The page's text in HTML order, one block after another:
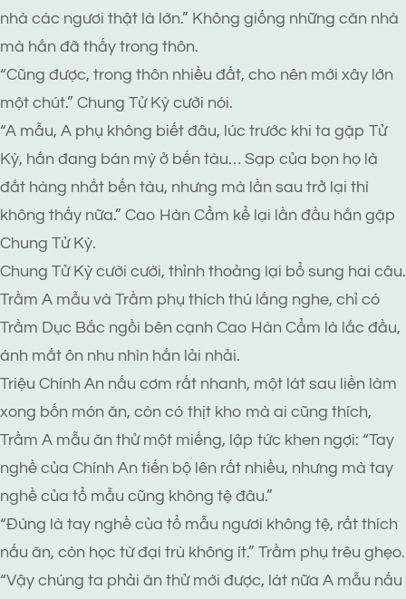
nhà các ngươi thật là lớn.” Không giống những căn nhà
mà hắn đã thấy trong thôn.
“Cũng được, trong thôn nhiều đất, cho nên mới xây lớn
một chút.” Chung Tử Kỳ cười nói.
“A mẫu, A phụ không biết đâu, lúc trước khi ta gặp Tử
Kỳ, hắn đang bán mỳ ở bến tàu… Sạp của bọn họ là
đắt hàng nhất bến tàu, nhưng mà lần sau trở lại thì
không thấy nữa.” Cao Hàn Cẩm kể lại lần đầu hắn gặp
Chung Tử Kỳ.
Chung Tử Kỳ cười cười, thỉnh thoảng lại bổ sung hai câu.
Trầm A mẫu và Trầm phụ thích thú lắng nghe, chỉ có
Trầm Dục Bắc ngồi bên cạnh Cao Hàn Cẩm là lắc đầu,
ánh mắt ôn nhu nhìn hắn lải nhải.
Triệu Chính An nấu cơm rất nhanh, một lát sau liền làm
xong bốn món ăn, còn có thịt kho mà ai cũng thích,
Trầm A mẫu ăn thử một miếng, lập tức khen ngợi: “Tay
nghề của Chính An tiến bộ lên rất nhiều, nhưng mà tay
nghề của tổ mẫu cũng không tệ đâu.”
“Đúng là tay nghề của tổ mẫu ngươi không tệ, rất thích
nấu ăn, còn học từ đại trù không ít.” Trầm phụ trêu ghẹo.
“Vậy chúng ta phải ăn thử mới được, lát nữa A mẫu nấu